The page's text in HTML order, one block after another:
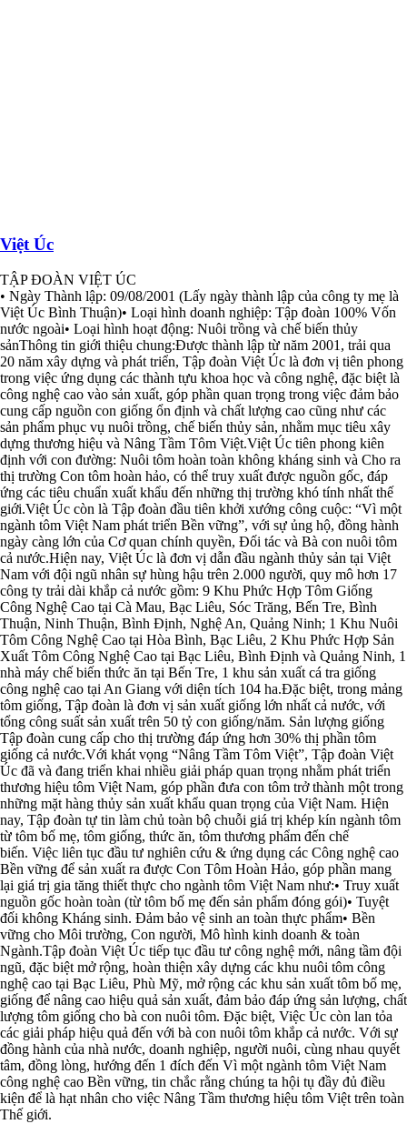
Việt Úc
TẬP ĐOÀN VIỆT ÚC
• Ngày Thành lập: 09/08/2001 (Lấy ngày thành lập của công ty mẹ là
Việt Úc Bình Thuận)• Loại hình doanh nghiệp: Tập đoàn 100% Vốn
nước ngoài• Loại hình hoạt động: Nuôi trồng và chế biến thủy
sảnThông tin giới thiệu chung:Được thành lập từ năm 2001, trải qua
20 năm xây dựng và phát triển, Tập đoàn Việt Úc là đơn vị tiên phong
trong việc ứng dụng các thành tựu khoa học và công nghệ, đặc biệt là
công nghệ cao vào sản xuất, góp phần quan trọng trong việc đảm bảo
cung cấp nguồn con giống ổn định và chất lượng cao cũng như các
sản phẩm phục vụ nuôi trồng, chế biến thủy sản, nhằm mục tiêu xây
dựng thương hiệu và Nâng Tầm Tôm Việt.Việt Úc tiên phong kiên
định với con đường: Nuôi tôm hoàn toàn không kháng sinh và Cho ra
thị trường Con tôm hoàn hảo, có thể truy xuất được nguồn gốc, đáp
ứng các tiêu chuẩn xuất khẩu đến những thị trường khó tính nhất thế
giới.Việt Úc còn là Tập đoàn đầu tiên khởi xướng công cuộc: “Vì một
ngành tôm Việt Nam phát triển Bền vững”, với sự ủng hộ, đồng hành
ngày càng lớn của Cơ quan chính quyền, Đối tác và Bà con nuôi tôm
cả nước.Hiện nay, Việt Úc là đơn vị dẫn đầu ngành thủy sản tại Việt
Nam với đội ngũ nhân sự hùng hậu trên 2.000 người, quy mô hơn 17
công ty trải dài khắp cả nước gồm: 9 Khu Phức Hợp Tôm Giống
Công Nghệ Cao tại Cà Mau, Bạc Liêu, Sóc Trăng, Bến Tre, Bình
Thuận, Ninh Thuận, Bình Định, Nghệ An, Quảng Ninh; 1 Khu Nuôi
Tôm Công Nghệ Cao tại Hòa Bình, Bạc Liêu, 2 Khu Phức Hợp Sản
Xuất Tôm Công Nghệ Cao tại Bạc Liêu, Bình Định và Quảng Ninh, 1
nhà máy chế biến thức ăn tại Bến Tre, 1 khu sản xuất cá tra giống
công nghệ cao tại An Giang với diện tích 104 ha.Đặc biệt, trong mảng
tôm giống, Tập đoàn là đơn vị sản xuất giống lớn nhất cả nước, với
tổng công suất sản xuất trên 50 tỷ con giống/năm. Sản lượng giống
Tập đoàn cung cấp cho thị trường đáp ứng hơn 30% thị phần tôm
giống cả nước.Với khát vọng “Nâng Tầm Tôm Việt”, Tập đoàn Việt
Úc đã và đang triển khai nhiều giải pháp quan trọng nhằm phát triển
thương hiệu tôm Việt Nam, góp phần đưa con tôm trở thành một trong
những mặt hàng thủy sản xuất khẩu quan trọng của Việt Nam. Hiện
nay, Tập đoàn tự tin làm chủ toàn bộ chuỗi giá trị khép kín ngành tôm
từ tôm bố mẹ, tôm giống, thức ăn, tôm thương phẩm đến chế
biến. Việc liên tục đầu tư nghiên cứu & ứng dụng các Công nghệ cao
Bền vững để sản xuất ra được Con Tôm Hoàn Hảo, góp phần mang
lại giá trị gia tăng thiết thực cho ngành tôm Việt Nam như:• Truy xuất
nguồn gốc hoàn toàn (từ tôm bố mẹ đến sản phẩm đóng gói)• Tuyệt
đối không Kháng sinh. Đảm bảo vệ sinh an toàn thực phẩm• Bền
vững cho Môi trường, Con người, Mô hình kinh doanh & toàn
Ngành.Tập đoàn Việt Úc tiếp tục đầu tư công nghệ mới, nâng tầm đội
ngũ, đặc biệt mở rộng, hoàn thiện xây dựng các khu nuôi tôm công
nghệ cao tại Bạc Liêu, Phù Mỹ, mở rộng các khu sản xuất tôm bố mẹ,
giống để nâng cao hiệu quả sản xuất, đảm bảo đáp ứng sản lượng, chất
lượng tôm giống cho bà con nuôi tôm. Đặc biệt, Việc Úc còn lan tỏa
các giải pháp hiệu quả đến với bà con nuôi tôm khắp cả nước. Với sự
đồng hành của nhà nước, doanh nghiệp, người nuôi, cùng nhau quyết
tâm, đồng lòng, hướng đến 1 đích đến Vì một ngành tôm Việt Nam
công nghệ cao Bền vững, tin chắc rằng chúng ta hội tụ đầy đủ điều
kiện để là hạt nhân cho việc Nâng Tầm thương hiệu tôm Việt trên toàn
Thế giới.